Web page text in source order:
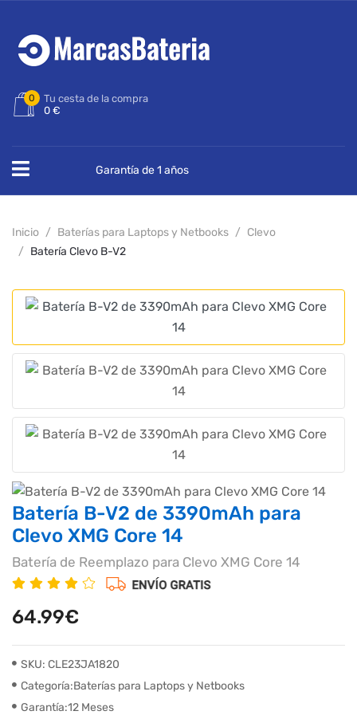
0
Tu cesta de la compra
0 €
Garantía de 1 años
Inicio Baterías para Laptops y Netbooks
Clevo
Batería Clevo B-V2
Batería B-V2 de 3390mAh para
Clevo XMG Core 14
Batería de Reemplazo para Clevo XMG Core 14
64.99€
SKU: CLE23JA1820
Categoría:Baterías para Laptops y Netbooks
Garantía:12 Meses